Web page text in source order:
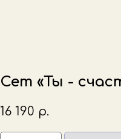
Сет «Ты -
16 190 р.